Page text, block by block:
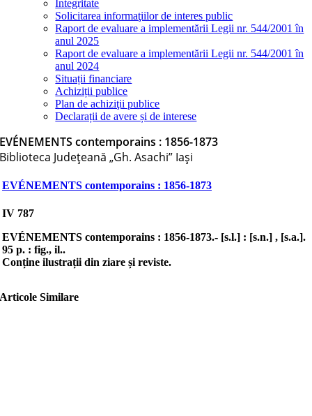
Integritate
Solicitarea informaţiilor de interes public
Raport de evaluare a implementării Legii nr. 544/2001 în
anul 2025
Raport de evaluare a implementării Legii nr. 544/2001 în
anul 2024
Situații financiare
Achiziții publice
Plan de achiziţii publice
Declarații de avere și de interese
EVÉNEMENTS contemporains : 1856-1873
Biblioteca Judeţeană „Gh. Asachi” Iaşi
EVÉNEMENTS contemporains : 1856-1873
IV 787
EVÉNEMENTS contemporains : 1856-1873.- [s.l.] : [s.n.] , [s.a.].
95 p. : fig., il..
Conține ilustrații din ziare și reviste.
Articole Similare